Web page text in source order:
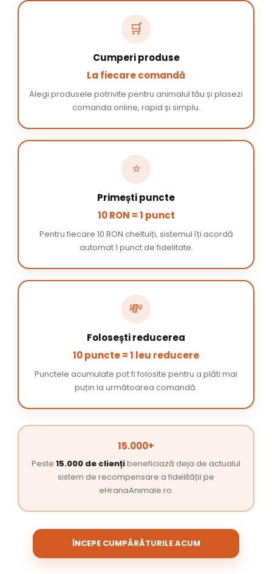
🛒
Cumperi produse
La fiecare comandă
Alegi produsele potrivite pentru animalul tău și plasezi
comanda online, rapid și simplu.
⭐
Primești puncte
10 RON = 1 punct
Pentru fiecare 10 RON cheltuiți, sistemul îți acordă
automat 1 punct de fidelitate.
💸
Folosești reducerea
10 puncte = 1 leu reducere
Punctele acumulate pot fi folosite pentru a plăti mai
puțin la următoarea comandă.
15.000+
Peste 15.000 de cliențibeneficiază deja de actualul
sistem de recompensare a fidelității pe
eHranaAnimale.ro.
ÎNCEPE CUMPĂRĂTURILE ACUM